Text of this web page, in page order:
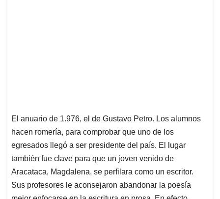
El anuario de 1.976, el de Gustavo Petro. Los alumnos
hacen romería, para comprobar que uno de los
egresados llegó a ser presidente del país. El lugar
también fue clave para que un joven venido de
Aracataca, Magdalena, se perfilara como un escritor.
Sus profesores le aconsejaron abandonar la poesía